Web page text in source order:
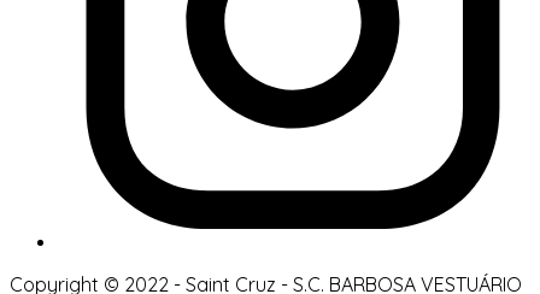
Copyright © 2022 - Saint Cruz - S.C. BARBOSA VESTUÁRIO